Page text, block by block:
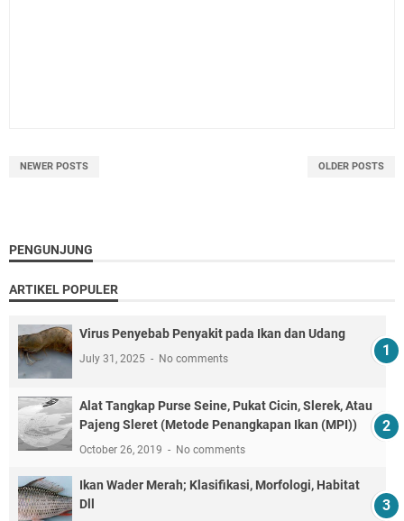
NEWER POSTS OLDER POSTS
PENGUNJUNG
ARTIKEL POPULER
Virus Penyebab Penyakit pada Ikan dan Udang
July 31, 2025 No comments
Alat Tangkap Purse Seine, Pukat Cicin, Slerek, Atau
Pajeng Sleret (Metode Penangkapan Ikan (MPI))
October 26, 2019 No comments
Ikan Wader Merah; Klasifikasi, Morfologi, Habitat
Dll